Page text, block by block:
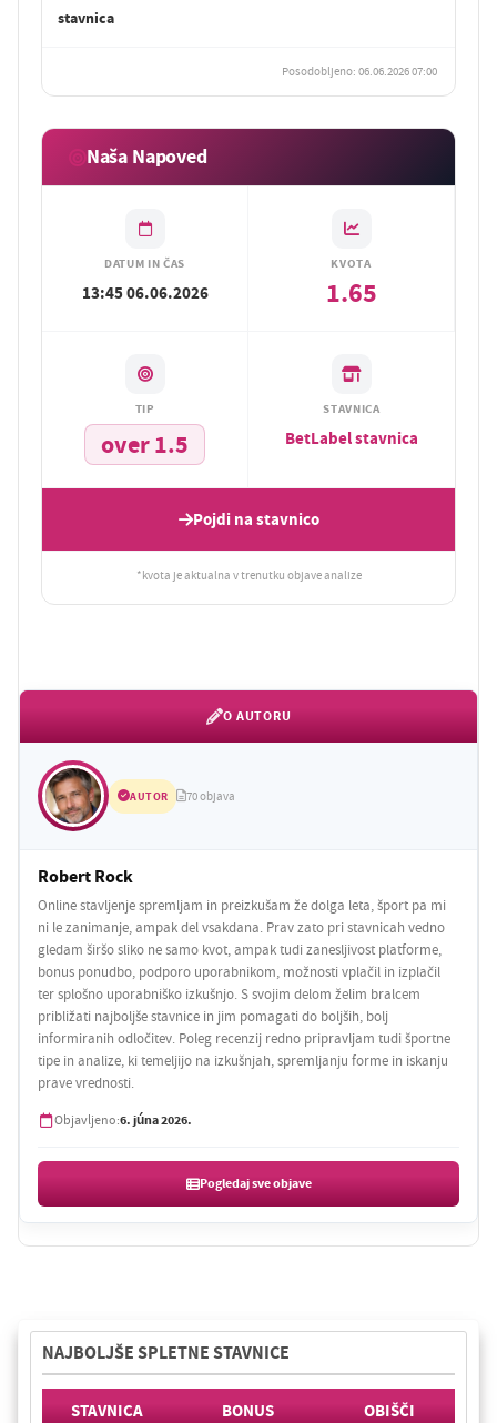
stavnica
Posodobljeno: 06.06.2026 07:00
Naša Napoved
DATUM IN ČAS
13:45 06.06.2026
KVOTA
1.65
TIP
over 1.5
STAVNICA
BetLabel stavnica
Pojdi na stavnico
*kvota je aktualna v trenutku objave analize
O AUTORU
AUTOR 70 objava
Robert Rock
Online stavljenje spremljam in preizkušam že dolga leta, šport pa mi
ni le zanimanje, ampak del vsakdana. Prav zato pri stavnicah vedno
gledam širšo sliko ne samo kvot, ampak tudi zanesljivost platforme,
bonus ponudbo, podporo uporabnikom, možnosti vplačil in izplačil
ter splošno uporabniško izkušnjo. S svojim delom želim bralcem
približati najboljše stavnice in jim pomagati do boljših, bolj
informiranih odločitev. Poleg recenzij redno pripravljam tudi športne
tipe in analize, ki temeljijo na izkušnjah, spremljanju forme in iskanju
prave vrednosti.
Objavljeno:6. júna 2026.
Pogledaj sve objave
NAJBOLJŠE SPLETNE STAVNICE
STAVNICA BONUS OBIŠČI